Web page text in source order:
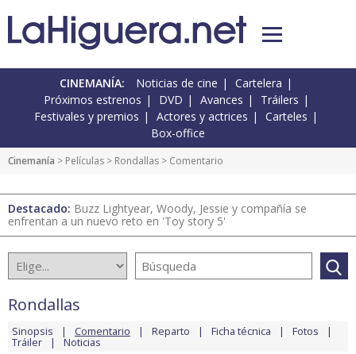
CINEMANÍA: Noticias de cine
Cartelera
Próximos estrenos
DVD Avances
Tráilers
Festivales y premios
Actores y actrices
Carteles
Box-office
Cinemanía > Películas > Rondallas > Comentario
Destacado: Buzz Lightyear, Woody, Jessie y compañía se
enfrentan a un nuevo reto en 'Toy story 5'
Rondallas
Sinopsis Comentario Reparto Ficha técnica Fotos
Tráiler Noticias